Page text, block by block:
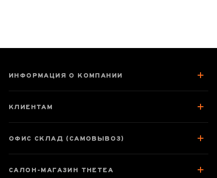
ИНФОРМАЦИЯ О КОМПАНИИ
КЛИЕНТАМ
ОФИС СКЛАД (САМОВЫВОЗ)
САЛОН-МАГАЗИН THETEA